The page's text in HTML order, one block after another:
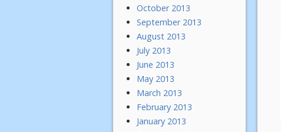
October 2013
September 2013
August 2013
July 2013
June 2013
May 2013
March 2013
February 2013
January 2013